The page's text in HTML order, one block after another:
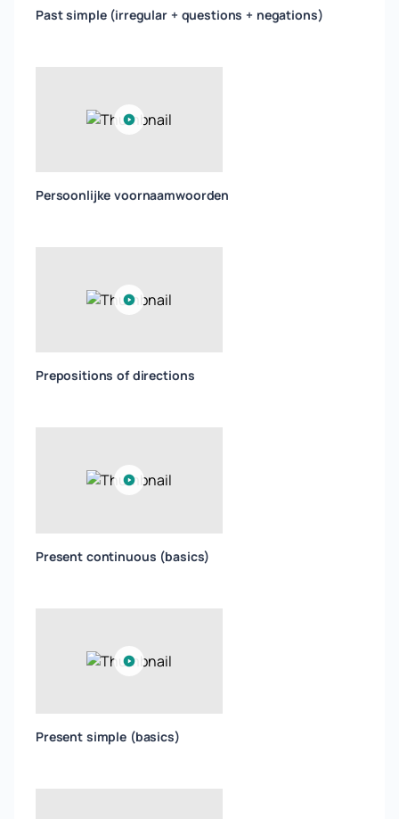
Past simple (irregular + questions + negations)
Persoonlijke voornaamwoorden
Prepositions of directions
Present continuous (basics)
Present simple (basics)